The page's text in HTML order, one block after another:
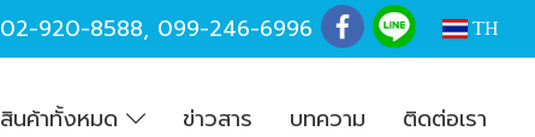
02-920-8588, 099-246-6996 TH
สินค้าทั้งหมด ข่าวสาร บทความ ติดต่อเรา